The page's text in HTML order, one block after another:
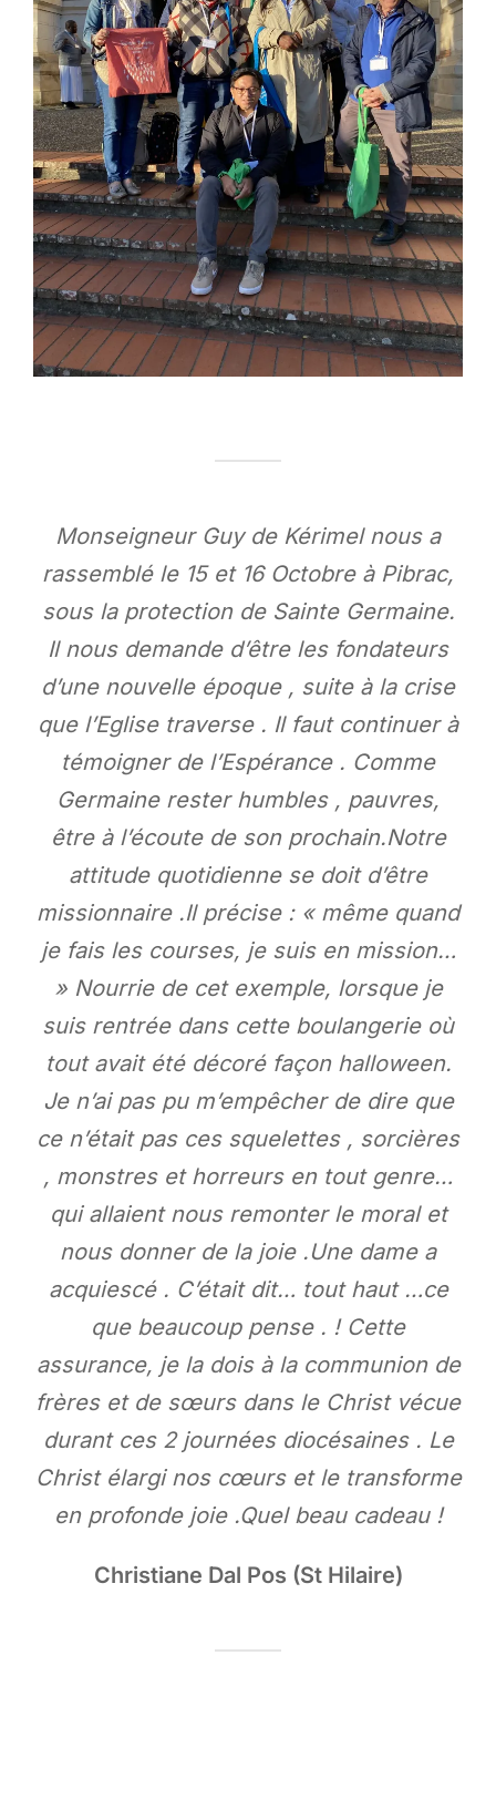
Monseigneur Guy de Kérimel nous a
rassemblé le 15 et 16 Octobre à Pibrac,
sous la protection de Sainte Germaine.
Il nous demande d’être les fondateurs
d’une nouvelle époque , suite à la crise
que l’Eglise traverse . Il faut continuer à
témoigner de l’Espérance . Comme
Germaine rester humbles , pauvres,
être à l’écoute de son prochain.Notre
attitude quotidienne se doit d’être
missionnaire .Il précise : « même quand
je fais les courses, je suis en mission…
» Nourrie de cet exemple, lorsque je
suis rentrée dans cette boulangerie où
tout avait été décoré façon halloween.
Je n’ai pas pu m’empêcher de dire que
ce n’était pas ces squelettes , sorcières
, monstres et horreurs en tout genre…
qui allaient nous remonter le moral et
nous donner de la joie .Une dame a
acquiescé . C’était dit… tout haut …ce
que beaucoup pense . ! Cette
assurance, je la dois à la communion de
frères et de sœurs dans le Christ vécue
durant ces 2 journées diocésaines . Le
Christ élargi nos cœurs et le transforme
en profonde joie .Quel beau cadeau !
Christiane Dal Pos (St Hilaire)